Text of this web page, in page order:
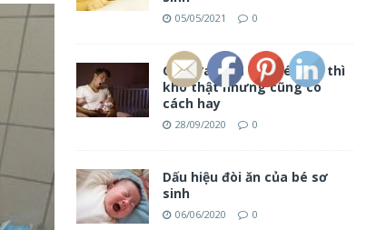
05/05/2021 0
Cai sữa đêm cho bé, khó thì
khó thật nhưng cũng có
cách hay
28/09/2020 0
Dấu hiệu đòi ăn của bé sơ
sinh
06/06/2020 0